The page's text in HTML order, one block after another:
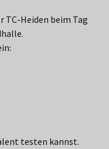
TC-Heiden beim Tag
testen kannst.